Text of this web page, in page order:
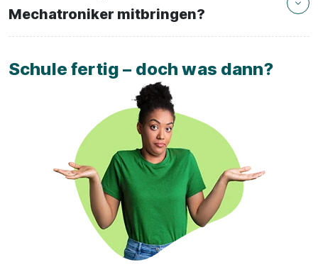
Mechatroniker mitbringen?
Schule fertig – doch was dann?